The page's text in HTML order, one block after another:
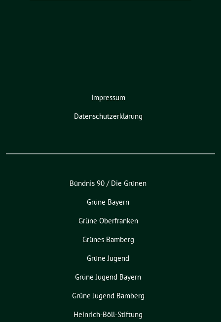
Impressum
Datenschutzerklärung
Bündnis 90 / Die Grünen
Grüne Bayern
Grüne Oberfranken
Grünes Bamberg
Grüne Jugend
Grüne Jugend Bayern
Grüne Jugend Bamberg
Heinrich-Böll-Stiftung